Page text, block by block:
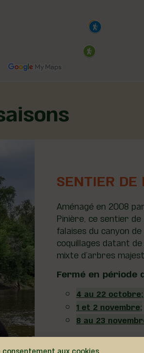
consentement aux cookies
SENTIER DE
Aménagé en 2008
Pinière, ce sentier
falaises du canyon
coquillages datant
mixte d’arbres
Fermé en période
4 au 22
1 et 2 novembre;
8 au 23
Accès gratuit par le